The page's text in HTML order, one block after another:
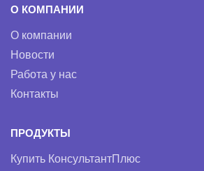
О КОМПАНИИ
О компании
Новости
Работа у нас
Контакты
ПРОДУКТЫ
Купить КонсультантПлюс